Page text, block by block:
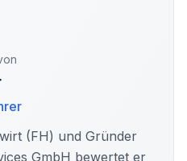
(FH) und Gründer
GmbH bewertet er